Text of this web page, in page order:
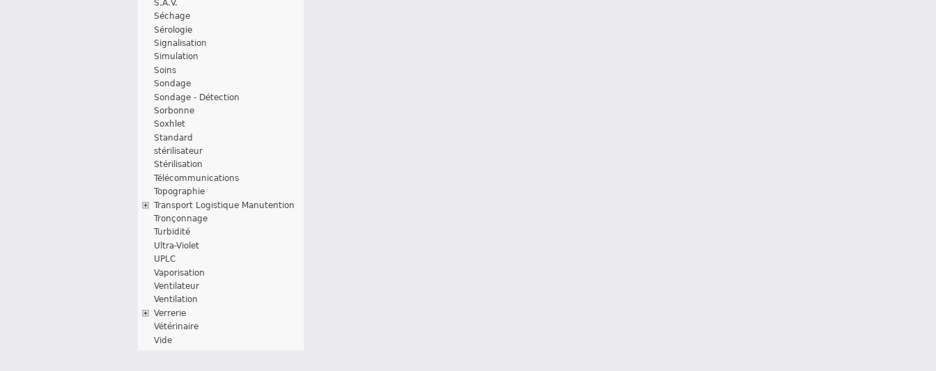
S.A.V.
Séchage
Sérologie
Signalisation
Simulation
Soins
Sondage
Sondage - Détection
Sorbonne
Soxhlet
Standard
stérilisateur
Stérilisation
Télécommunications
Topographie
Transport Logistique Manutention
Tronçonnage
Turbidité
Ultra-Violet
UPLC
Vaporisation
Ventilateur
Ventilation
Verrerie
Vétérinaire
Vide